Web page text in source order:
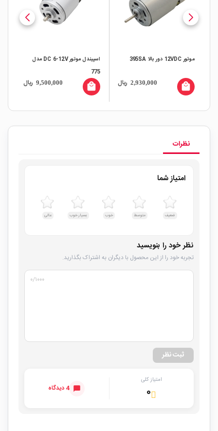
موتور 12VDC دور بالا 395SA
2,930,000 ریال local_mall
اسپیندل موتور DC 6-12V مدل
775
9,500,000 ریال local_mall
نظرات
امتیاز شما
ضعیف متوسط خوب بسیار خوب عالی
نظر خود را بنویسید
تجربه خود را از این محصول با دیگران به اشتراک بگذارید.
۰/۱۰۰۰
ثبت نظر
امتیاز کلی
۰ 4 دیدگاه